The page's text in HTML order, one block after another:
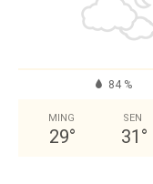
84 %
MING
29°
SEN
31 °